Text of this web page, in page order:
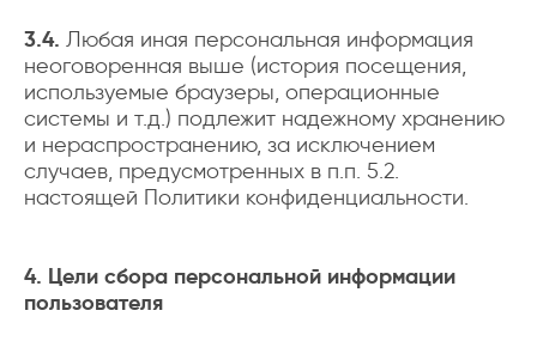
3.4. Любая иная персональная информация
неоговоренная выше (история посещения,
используемые браузеры, операционные
системы и т.д.) подлежит надежному хранению
и нераспространению, за исключением
случаев, предусмотренных в п.п. 5.2.
настоящей Политики конфиденциальности.
4. Цели сбора персональной информации
пользователя